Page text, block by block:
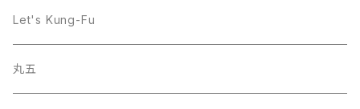
Let's Kung-Fu
丸五